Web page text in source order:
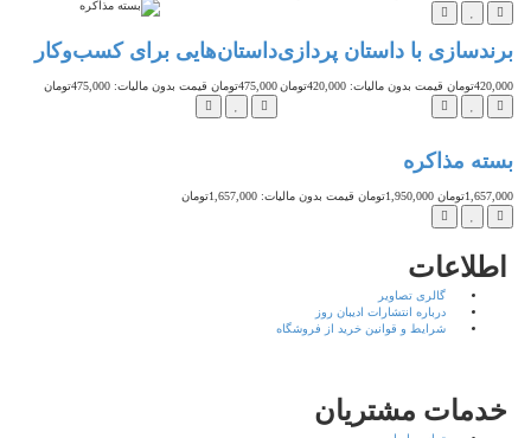
برندسازی با داستان پردازی
420,000تومان قیمت بدون مالیات: 420,000تومان
داستان‌هایی برای کسب‌وکار
475,000تومان قیمت بدون مالیات: 475,000تومان
بسته مذاکره
1,657,000تومان 1,950,000تومان قیمت بدون مالیات: 1,657,000تومان
اطلاعات
گالری تصاویر
درباره انتشارات ادیبان روز
شرایط و قوانین خرید از فروشگاه
خدمات مشتریان